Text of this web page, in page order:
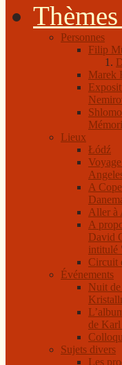
Personnes
Filip
Marek
Lieux
Łódź
A
Aller à
A
David
intitulé
Circuit
Événements
Nuit
de
Sujets divers
Les